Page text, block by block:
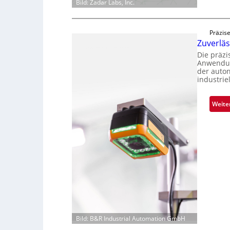
Bild: Zadar Labs, Inc.
Bild: B&R Industrial Automation GmbH
Die
der